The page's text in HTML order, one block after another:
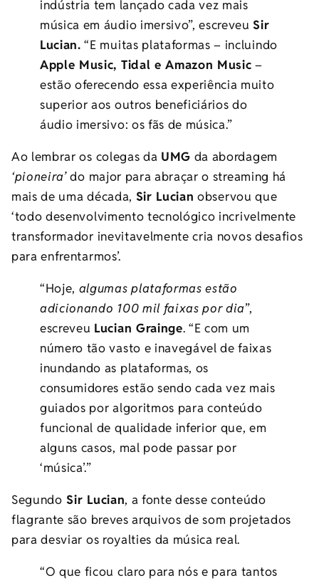
indústria tem lançado cada vez mais
música em áudio imersivo”, escreveuSir
Lucian. “E muitas plataformas – incluindo
Apple Music, Tidal e Amazon Music –
estão oferecendo essa experiência muito
superior aos outros beneficiários do
áudio imersivo: os fãs de música.”
Ao lembrar os colegas da UMG da abordagem
‘pioneira’do major para abraçar o streaming há
mais de uma década, Sir Lucian observou que
‘todo desenvolvimento tecnológico incrivelmente
transformador inevitavelmente cria novos desafios
para enfrentarmos’.
“Hoje, algumas plataformas estão
adicionando 100 mil faixas por dia”,
escreveu Lucian Grainge. “E com um
número tão vasto e inavegável de faixas
inundando as plataformas, os
consumidores estão sendo cada vez mais
guiados por algoritmos para conteúdo
funcional de qualidade inferior que, em
alguns casos, mal pode passar por
‘música’.”
Segundo Sir Lucian, a fonte desse conteúdo
flagrante são breves arquivos de som projetados
para desviar os royalties da música real.
“O que ficou claro para nós e para tantos